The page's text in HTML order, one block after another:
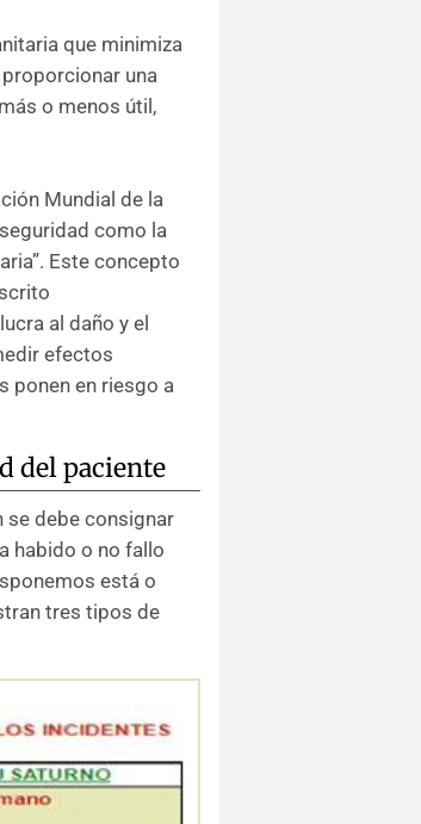
que minimiza
una
o menos útil,
Mundial de la
como la
Este concepto
al daño y el
efectos
ponen en riesgo a
del paciente
se debe consignar
habido o no fallo
está o
tres tipos de